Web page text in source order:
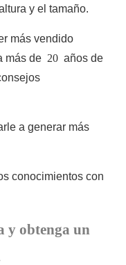
y el tamaño.
más vendido
más de 20 años de
a generar más
conocimientos con
y obtenga un